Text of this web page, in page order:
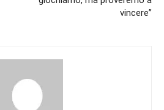
vincere”